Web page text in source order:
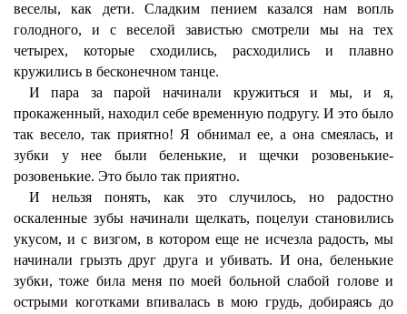
веселы, как дети. Сладким пением казался нам вопль
голодного, и с веселой завистью смотрели мы на тех
четырех, которые сходились, расходились и плавно
кружились в бесконечном танце.
И пара за парой начинали кружиться и мы, и я,
прокаженный, находил себе временную подругу. И это было
так весело, так приятно! Я обнимал ее, а она смеялась, и
зубки у нее были беленькие, и щечки розовенькие-
розовенькие. Это было так приятно.
И нельзя понять, как это случилось, но радостно
оскаленные зубы начинали щелкать, поцелуи становились
укусом, и с визгом, в котором еще не исчезла радость, мы
начинали грызть друг друга и убивать. И она, беленькие
зубки, тоже била меня по моей больной слабой голове и
острыми коготками впивалась в мою грудь, добираясь до